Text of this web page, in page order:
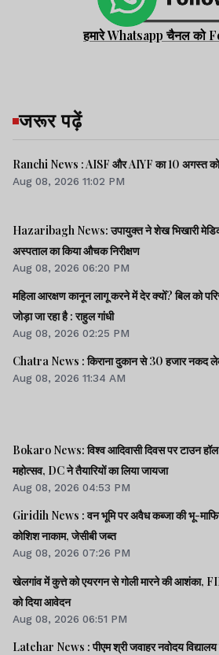
हमारे Whatsapp चैनल को
जरूर पढ़ें
Ranchi News : AISF और AIYF का 10 अगस्त
Aug 08, 2026 11:02 PM
Hazaribagh News: उपायुक्त ने शेख भिखारी
अस्पताल का किया औचक निरीक्षण
Aug 08, 2026 06:20 PM
महिला आरक्षण कानून लागू करने में देर क्यों? बिल को परिसीमन से क्यों
जोड़ा जा रहा है : राहुल गांधी
Aug 08, 2026 02:25 PM
Chatra News : किराना दुकान से 30 हजार नकद
Aug 08, 2026 11:34 AM
Bokaro News: विश्व आदिवासी दिवस पर टाउन हॉल
महोत्सव, DC ने तैयारियों का लिया जायजा
Aug 08, 2026 04:53 PM
Giridih News : वन भूमि पर अवैध कब्जा की भू-
कोशिश नाकाम, जेसीबी जब्त
Aug 08, 2026 07:26 PM
खेलगांव में कुत्ते को एयरगन से गोली मारने की आशंका,
को दिया आवेदन
Aug 08, 2026 06:51 PM
Latehar News : पीएम श्री जवाहर नवोदय